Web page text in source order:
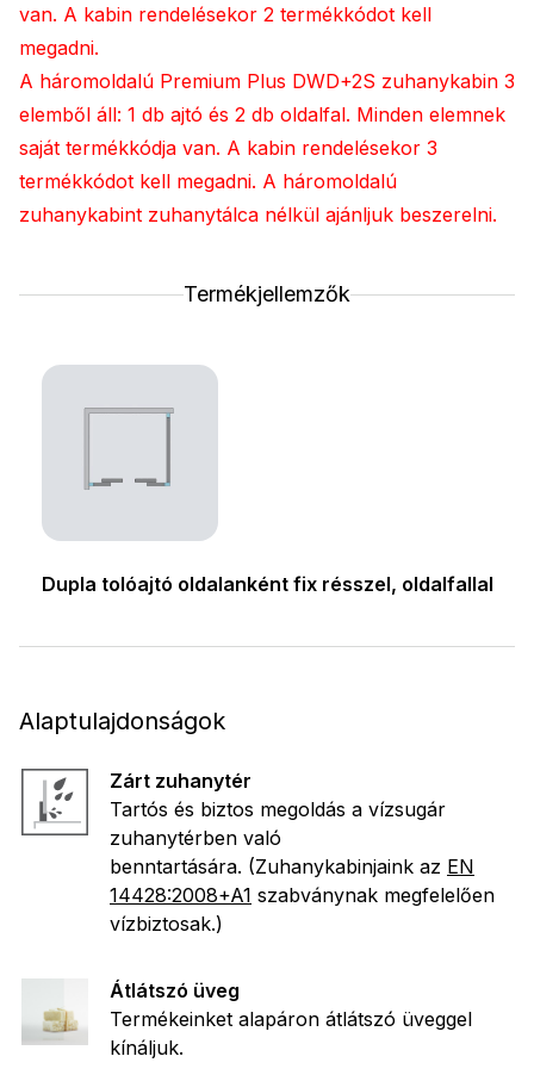
van. A kabin rendelésekor 2 termékkódot kell
megadni.
A háromoldalú Premium Plus DWD+2S zuhanykabin 3
elemből áll: 1 db ajtó és 2 db oldalfal. Minden elemnek
saját termékkódja van. A kabin rendelésekor 3
termékkódot kell megadni. A háromoldalú
zuhanykabint zuhanytálca nélkül ajánljuk beszerelni.
Termékjellemzők
Dupla tolóajtó oldalanként fix résszel, oldalfallal
Alaptulajdonságok
Zárt zuhanytér
Tartós és biztos megoldás a vízsugár
zuhanytérben való
benntartására. (Zuhanykabinjaink az EN
14428:2008+A1 szabványnak megfelelően
vízbiztosak.)
Átlátszó üveg
Termékeinket alapáron átlátszó üveggel
kínáljuk.